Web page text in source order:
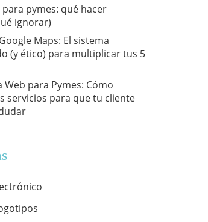
para pymes: qué hacer
ignorar)
Maps: El sistema
(y ético) para multiplicar tus 5
para Pymes: Cómo
servicios para que tu cliente